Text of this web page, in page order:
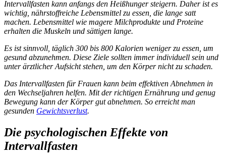
Intervallfasten kann anfangs den Heißhunger steigern. Daher ist es
wichtig, nährstoffreiche Lebensmittel zu essen, die lange satt
machen. Lebensmittel wie magere Milchprodukte und Proteine
erhalten die Muskeln und sättigen lange.
Es ist sinnvoll, täglich 300 bis 800 Kalorien weniger zu essen, um
gesund abzunehmen. Diese Ziele sollten immer individuell sein und
unter ärztlicher Aufsicht stehen, um den Körper nicht zu schaden.
Das Intervallfasten für Frauen kann beim effektiven Abnehmen in
den Wechseljahren helfen. Mit der richtigen Ernährung und genug
Bewegung kann der Körper gut abnehmen. So erreicht man
gesunden Gewichtsverlust.
Die psychologischen Effekte von
Intervallfasten